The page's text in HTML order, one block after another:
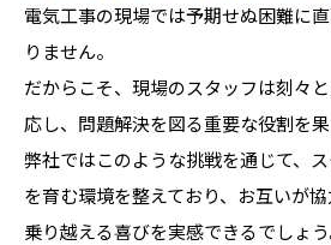
電気工事の現場では予期せぬ困難に
りません。
だからこそ、現場のスタッフは刻々
応し、問題解決を図る重要な役割を果
弊社ではこのような挑戦を通じて、
を育む環境を整えており、お互いが
乗り越える喜びを実感できるでしょう